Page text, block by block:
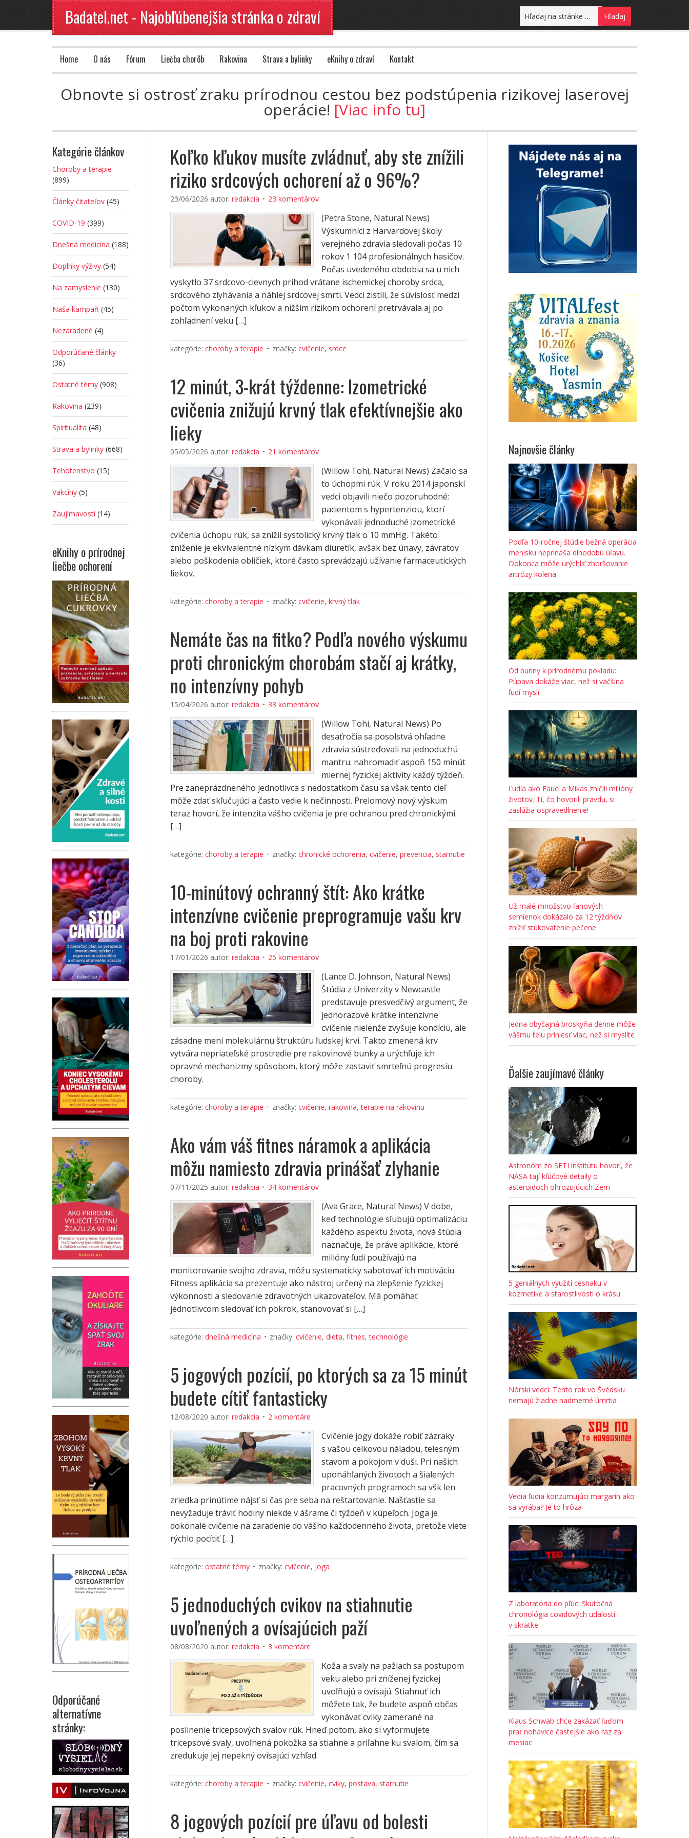
Badatel.net - Najobľúbenejšia stránka o zdraví
Home O nás Fórum Liečba chorôb Rakovina Strava a bylinky eKnihy o zdraví Kontakt
Obnovte si ostrosť zraku prírodnou cestou bez podstúpenia rizikovej laserovej
operácie! [Viac info tu]
Koľko kľukov musíte zvládnuť, aby ste znížili
riziko srdcových ochorení až o 96%?
23/06/2026 autor: redakcia 23 komentárov
(Petra Stone, Natural News)
Výskumníci z Harvardovej školy
verejného zdravia sledovali počas 10
rokov 1 104 profesionálnych hasičov.
Počas uvedeného obdobia sa u nich
vyskytlo 37 srdcovo-cievnych príhod vrátane ischemickej choroby srdca,
srdcového zlyhávania a náhlej srdcovej smrti. Vedci zistili, že súvislosť medzi
počtom vykonaných kľukov a nižším rizikom ochorení pretrvávala aj po
zohľadnení veku […]
kategórie: choroby a terapie značky: cvičenie, srdce
12 minút, 3-krát týždenne: Izometrické
cvičenia znižujú krvný tlak efektívnejšie ako
lieky
05/05/2026 autor: redakcia 21 komentárov
(Willow Tohi, Natural News) Začalo sa
to úchopmi rúk. V roku 2014 japonskí
vedci objavili niečo pozoruhodné:
pacientom s hypertenziou, ktorí
vykonávali jednoduché izometrické
cvičenia úchopu rúk, sa znížil systolický krvný tlak o 10 mmHg. Takéto
zníženie je ekvivalentné nízkym dávkam diuretík, avšak bez únavy, závratov
alebo poškodenia obličiek, ktoré často sprevádzajú užívanie farmaceutických
liekov.
kategórie: choroby a terapie značky: cvičenie, krvný tlak
Nemáte čas na fitko? Podľa nového výskumu
proti chronickým chorobám stačí aj krátky,
no intenzívny pohyb
15/04/2026 autor: redakcia 33 komentárov
(Willow Tohi, Natural News) Po
desaťročia sa posolstvá ohľadne
zdravia sústreďovali na jednoduchú
mantru: nahromadiť aspoň 150 minút
miernej fyzickej aktivity každý týždeň.
Pre zaneprázdneného jednotlivca s nedostatkom času sa však tento cieľ
môže zdať skľučujúci a často vedie k nečinnosti. Prelomový nový výskum
teraz hovorí, že intenzita vášho cvičenia je pre ochranou pred chronickými
[…]
kategórie: choroby a terapie značky: chronické ochorenia, cvičenie, prevencia, starnutie
10-minútový ochranný štít: Ako krátke
intenzívne cvičenie preprogramuje vašu krv
na boj proti rakovine
17/01/2026 autor: redakcia 25 komentárov
(Lance D. Johnson, Natural News)
Štúdia z Univerzity v Newcastle
predstavuje presvedčivý argument, že
jednorazové krátke intenzívne
cvičenie nielenže zvyšuje kondíciu, ale
zásadne mení molekulárnu štruktúru ľudskej krvi. Takto zmenená krv
vytvára nepriateľské prostredie pre rakovinové bunky a urýchľuje ich
opravné mechanizmy spôsobom, ktorý môže zastaviť smrteľnú progresiu
choroby.
kategórie: choroby a terapie značky: cvičenie, rakovina,terapie na rakovinu
Ako vám váš fitnes náramok a aplikácia
môžu namiesto zdravia prinášať zlyhanie
07/11/2025 autor: redakcia 34 komentárov
(Ava Grace, Natural News) V dobe,
keď technológie sľubujú optimalizáciu
každého aspektu života, nová štúdia
naznačuje, že práve aplikácie, ktoré
milióny ľudí používajú na
monitorovanie svojho zdravia, môžu systematicky sabotovať ich motiváciu.
Fitness aplikácia sa prezentuje ako nástroj určený na zlepšenie fyzickej
výkonnosti a sledovanie zdravotných ukazovateľov. Má pomáhať
jednotlivcom sledovať ich pokrok, stanovovať si […]
kategórie: dnešná medicína značky: cvičenie, dieta, fitnes,technológie
5 jogových pozícií, po ktorých sa za 15 minút
budete cítiť fantasticky
12/08/2020 autor: redakcia 2 komentáre
Cvičenie jogy dokáže robiť zázraky
s vašou celkovou náladou, telesným
stavom a pokojom v duši. Pri našich
uponáhľaných životoch a šialených
pracovných programoch sa všk len
zriedka prinútime nájsť si čas pre seba na reštartovanie. Našťastie sa
nevyžaduje tráviť hodiny niekde v ášrame či týždeň v kúpeľoch. Joga je
dokonalé cvičenie na zaradenie do vášho každodenného života, pretože viete
rýchlo pocítiť […]
kategórie: ostatné témy značky: cvičenie, joga
5 jednoduchých cvikov na stiahnutie
uvoľnených a ovísajúcich paží
08/08/2020 autor: redakcia 3 komentáre
Koža a svaly na pažiach sa postupom
veku alebo pri zníženej fyzickej
uvoľňujú a ovísajú. Stiahnuť ich
môžete tak, že budete aspoň občas
vykonávať cviky zamerané na
poslinenie tricepsových svalov rúk. Hneď potom, ako si vyformujete
tricepsové svaly, uvoľnená pokožka sa stiahne a priľahne ku svalom, čím sa
zredukuje jej nepekný ovísajúci vzhľad.
kategórie: choroby a terapie značky: cvičenie, cviky, postava, starnutie
8 jogových pozícií pre úľavu od bolesti
Najnovšie články
Podľa 10-ročnej štúdie bežná operácia
menisku neprináša dlhodobú úľavu.
Dokonca môže urýchliť zhoršovanie
artrózy kolena
Od buriny k prírodnému pokladu:
Púpava dokáže viac, než si väčšina
ľudí myslí
Ľudia ako Fauci a Mikas zničili milióny
životov. Tí, čo hovorili pravdu, si
zaslúžia ospravedlnenie!
Už malé množstvo ľanových
semienok dokázalo za 12 týždňov
znížiť stukovatenie pečene
Jedna obyčajná broskyňa denne môže
vášmu telu priniesť viac, než si myslíte
Ďalšie zaujímavé články
Astronóm zo SETI inštitútu hovorí, že
NASA tají kľúčové detaily o
asteroidoch ohrozujúcich Zem
5 geniálnych využití cesnaku v
kozmetike a starostlivosti o krásu
Nórski vedci: Tento rok vo Švédsku
nemajú žiadne nadmerné úmrtia
Vedia ľudia konzumujúci margarín ako
sa vyrába? Je to hrôza
Z laboratória do pľúc: Skutočná
chronológia covidových udalostí
v skratke
Klaus Schwab chce zakázať ľuďom
prať nohavice častejšie ako raz za
mesiac
Kategórie článkov
Choroby a terapie
(899)
Články čitateľov (45)
COVID-19 (399)
Dnešná medicína (188)
Doplnky výživy (54)
Na zamyslenie (130)
Naša kampaň (45)
Nezaradené (4)
Odporúčané články
(36)
Ostatné témy (908)
Rakovina (239)
Spiritualita (48)
Strava a bylinky (668)
Tehotenstvo (15)
Vakcíny (5)
Zaujímavosti (14)
eKnihy o prírodnej
liečbe ochorení
Odporúčané
alternatívne
stránky: